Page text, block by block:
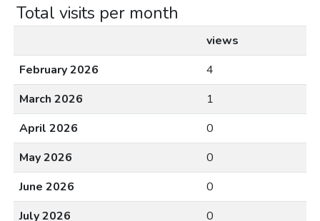
Total visits per month
views
February 2026
4
March 2026
1
April 2026
0
May 2026
0
June 2026
0
July 2026
0